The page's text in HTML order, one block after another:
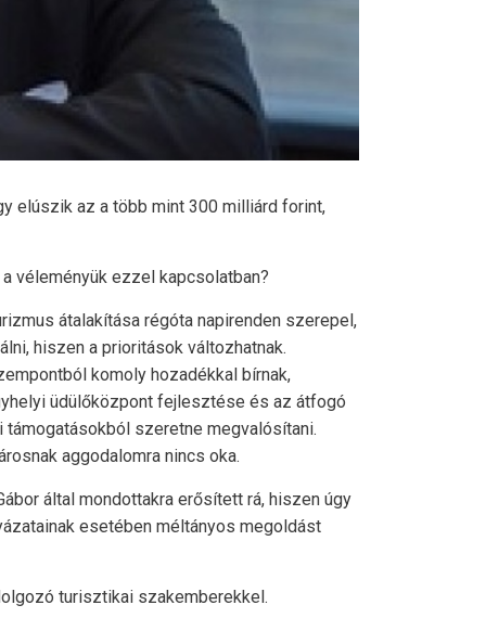
elúszik az a több mint 300 milliárd forint,
véleményük ezzel kapcsolatban?
átalakítása régóta napirenden szerepel,
hiszen a prioritások változhatnak.
komoly hozadékkal bírnak,
üdülőközpont fejlesztése és az átfogó
szeretne megvalósítani.
aggodalomra nincs oka.
által mondottakra erősített rá, hiszen úgy
esetében méltányos megoldást
turisztikai szakemberekkel.